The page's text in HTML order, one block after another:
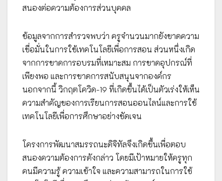
สนองต่อความต้องการส่วนบุคคล
ข้อมูลจากการสำรวจพบว่า ครูจำนวนมากยังขาดความ
เชื่อมั่นในการใช้เทคโนโลยีเพื่อการสอน ส่วนหนึ่งเกิด
จากการขาดการอบรมที่เหมาะสม การขาดอุปกรณ์ที่
เพียงพอ และการขาดการสนับสนุนจากองค์กร
นอกจากนี้ วิกฤตโควิด-19 ที่เกิดขึ้นได้เป็นตัวเร่งให้เห็น
ความสำคัญของการเรียนการสอนออนไลน์และการใช้
เทคโนโลยีเพื่อการศึกษาอย่างชัดเจน
โครงการพัฒนาสมรรถนะดิจิทัลจึงเกิดขึ้นเพื่อตอบ
สนองความต้องการดังกล่าว โดยมีเป้าหมายให้ครูทุก
คนมีความรู้ ความเข้าใจ และความสามารถในการใช้